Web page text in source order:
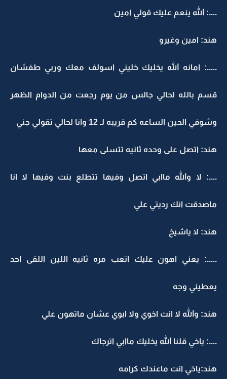
....: الله ينعم عليك قولي امين
هند: امين وغيرو
.....: امانه الله يخليك خليني اسولف معك وربي طفشان
قسم بالله لحالي جالس من يوم رجعت من الدوام الظهر
وشوفي الحين الساعه كم قريبه لـ 12 وانا لحالي تقولي جني
هند: اتصل على وحده ثانيه تتسلى معها
....: لا والله ماابي اتصل وفيها تتطلع بنت وفيها لا انا
ماصدقت انك رديتي علي
هند: لا ياشيخ
.....: يعني اهون عليك اتعب مره ثانيه اللين اللقى احد
يعطيني وجه
هند: والله لا انت اخوي ولا ابوي عشان ماتهون علي
....: ياخي قلنا الله يخليك ماابي اترجاك
هند:ياخي انت ماعندك كرامه